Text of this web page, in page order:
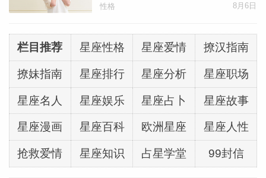
性格 8月6日
栏目推荐 星座性格 星座爱情 撩汉指南
撩妹指南 星座排行 星座分析 星座职场
星座名人 星座娱乐 星座占卜 星座故事
星座漫画 星座百科 欧洲星座 星座人性
抢救爱情 星座知识 占星学堂 99封信